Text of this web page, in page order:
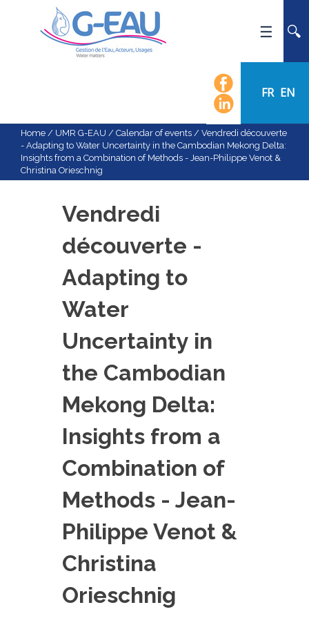
FR EN
NEWS
EVENTS
CALENDAR OF EVENTS
SCIENTIFIC FIELDS
RECRUITMENT
RESEARCH
GEOGRAPHIC LOCATIONS
CURRENT PROJECTS
COMPLETED PROJECTS
REGULAR SEMINARS
TRAINING COURSES
ENGINEERING
EDUCATION AND TRAINING
THESES IN PROGRESS
Home / UMR G-EAU / Calendar of events / Vendredi découverte
- Adapting to Water Uncertainty in the Cambodian Mekong Delta:
Insights from a Combination of Methods - Jean-Philippe Venot &
Christina Orieschnig
Vendredi
découverte -
Adapting to
Water
Uncertainty in
the Cambodian
Mekong Delta:
Insights from a
Combination of
Methods - Jean-
Philippe Venot &
Christina
Orieschnig